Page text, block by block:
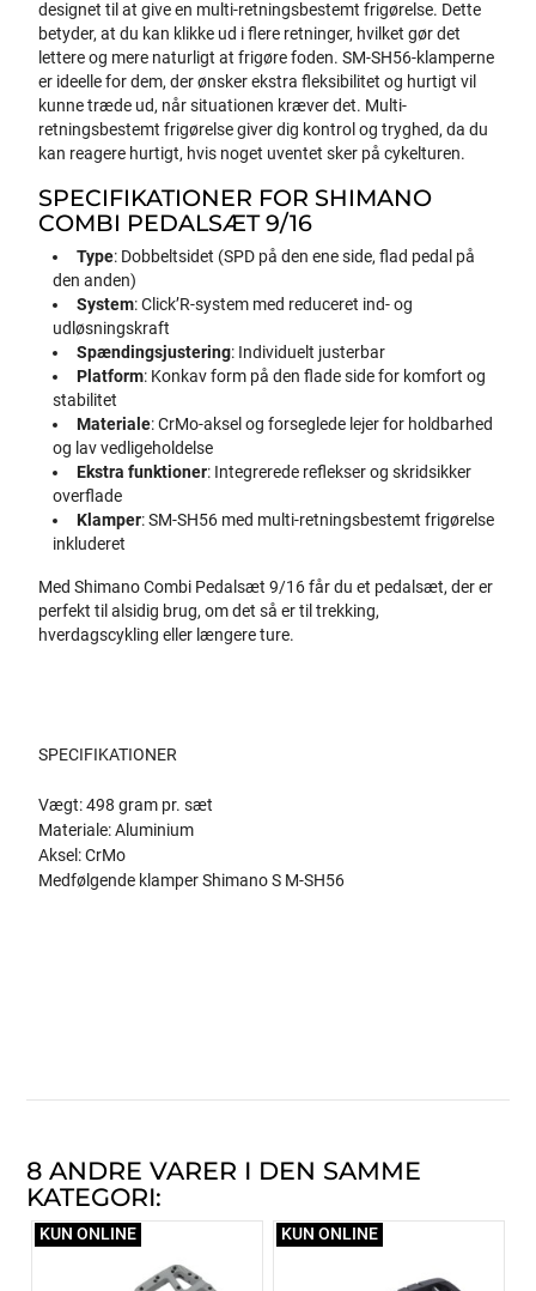
designet til at give en multi-retningsbestemt frigørelse. Dette
betyder, at du kan klikke ud i flere retninger, hvilket gør det
lettere og mere naturligt at frigøre foden. SM-SH56-klamperne
er ideelle for dem, der ønsker ekstra fleksibilitet og hurtigt vil
kunne træde ud, når situationen kræver det. Multi-
retningsbestemt frigørelse giver dig kontrol og tryghed, da du
kan reagere hurtigt, hvis noget uventet sker på cykelturen.
SPECIFIKATIONER FOR SHIMANO
COMBI PEDALSÆT 9/16
Type: Dobbeltsidet (SPD på den ene side, flad pedal på
den anden)
System: Click’R-system med reduceret ind- og
udløsningskraft
Spændingsjustering: Individuelt justerbar
Platform: Konkav form på den flade side for komfort og
stabilitet
Materiale: CrMo-aksel og forseglede lejer for holdbarhed
og lav vedligeholdelse
Ekstra funktioner: Integrerede reflekser og skridsikker
overflade
Klamper: SM-SH56 med multi-retningsbestemt frigørelse
inkluderet
Med Shimano Combi Pedalsæt 9/16 får du et pedalsæt, der er
perfekt til alsidig brug, om det så er til trekking,
hverdagscykling eller længere ture.
SPECIFIKATIONER
Vægt: 498 gram pr. sæt
Materiale: Aluminium
Aksel: CrMo
Medfølgende klamper Shimano S M-SH56
8 ANDRE VARER I DEN SAMME
KATEGORI:
KUN ONLINE KUN ONLINE